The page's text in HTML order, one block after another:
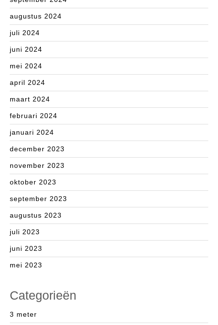
augustus 2024
juli 2024
juni 2024
mei 2024
april 2024
maart 2024
februari 2024
januari 2024
december 2023
november 2023
oktober 2023
september 2023
augustus 2023
juli 2023
juni 2023
mei 2023
Categorieën
3 meter